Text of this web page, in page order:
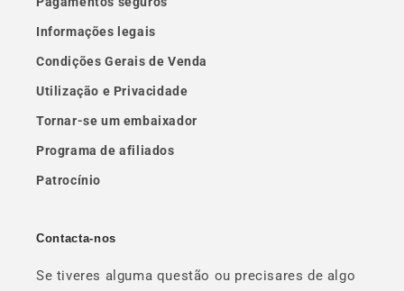
Informações legais
Condições Gerais de Venda
Utilização e Privacidade
Tornar-se um embaixador
Programa de afiliados
Patrocínio
Contacta-nos
Se tiveres alguma questão ou precisares de algo